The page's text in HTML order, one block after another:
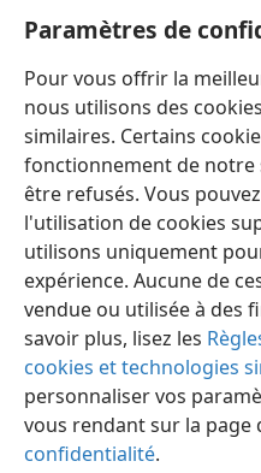
Paramètres de
Pour vous offrir la
nous utilisons des
similaires. Certains
fonctionnement de
être refusés. Vous
l'utilisation de cookies
utilisons uniquement
expérience. Aucune de
vendue ou utilisée à des
savoir plus, lisez les
cookies et technologies
personnaliser vos
vous rendant sur la page
confidentialité.
Jezréel+; ces deux
44 Quant à Mikal+, la
Saül l’avait entre-temps
qui était de Gallim.
Français
Copyright © 2026 Watch Tower
Conditions d’utilisation
Paramètres de